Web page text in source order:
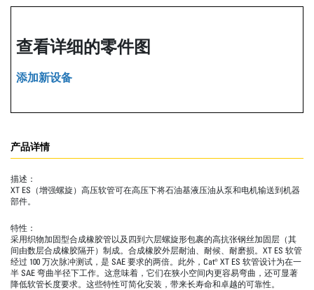
查看详细的零件图
添加新设备
产品详情
描述：
XT ES（增强螺旋）高压软管可在高压下将石油基液压油从泵和电机输送到机器
部件。
特性：
采用织物加固型合成橡胶管以及四到六层螺旋形包裹的高抗张钢丝加固层（其
间由数层合成橡胶隔开）制成。合成橡胶外层耐油、耐候、耐磨损。XT ES 软管
经过 100 万次脉冲测试，是 SAE 要求的两倍。此外，Cat® XT ES 软管设计为在一
半 SAE 弯曲半径下工作。这意味着，它们在狭小空间内更容易弯曲，还可显著
降低软管长度要求。这些特性可简化安装，带来长寿命和卓越的可靠性。